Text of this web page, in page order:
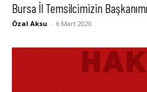
Bursa İl Temsilcimizin
Özal Aksu - 6 Mart 2020